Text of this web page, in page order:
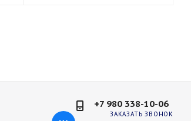
+7 980 338-10-06
ЗАКАЗАТЬ ЗВОНОК